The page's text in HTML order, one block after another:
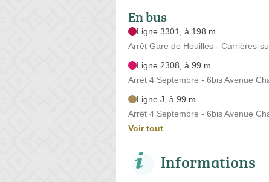
En bus
Ligne 3301, à 198 m
Arrêt Gare de Houilles - Carrières-
Ligne 2308, à 99 m
Arrêt 4 Septembre - 6bis Avenue
Ligne J, à 99 m
Arrêt 4 Septembre - 6bis Avenue
Voir tout
Informations